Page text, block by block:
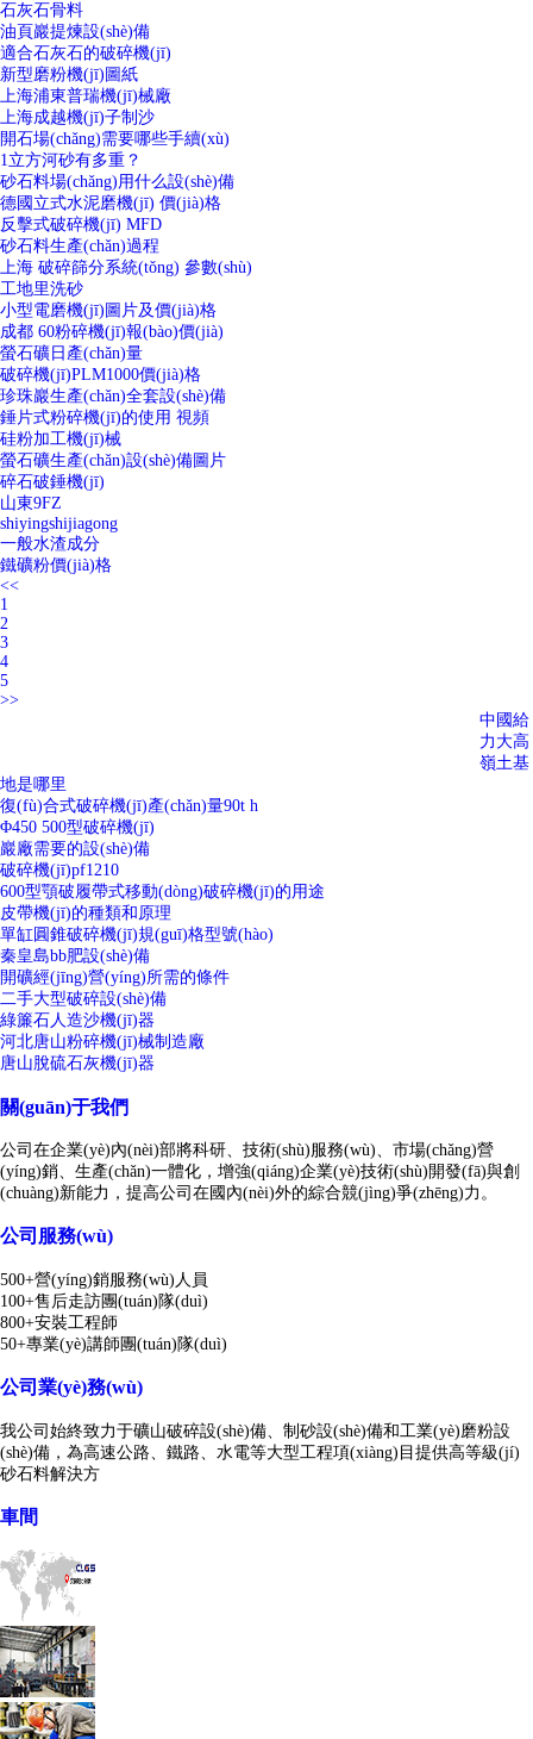
石灰石骨料
油頁巖提煉設(shè)備
適合石灰石的破碎機(jī)
新型磨粉機(jī)圖紙
上海浦東普瑞機(jī)械廠
上海成越機(jī)子制沙
開石場(chǎng)需要哪些手續(xù)
1立方河砂有多重？
砂石料場(chǎng)用什么設(shè)備
德國立式水泥磨機(jī) 價(jià)格
反擊式破碎機(jī) MFD
砂石料生產(chǎn)過程
上海 破碎篩分系統(tǒng) 參數(shù)
工地里洗砂
小型電磨機(jī)圖片及價(jià)格
成都 60粉碎機(jī)報(bào)價(jià)
螢石礦日產(chǎn)量
破碎機(jī)PLM1000價(jià)格
珍珠巖生產(chǎn)全套設(shè)備
錘片式粉碎機(jī)的使用 視頻
硅粉加工機(jī)械
螢石礦生產(chǎn)設(shè)備圖片
碎石破錘機(jī)
山東9FZ
shiyingshijiagong
一般水渣成分
鐵礦粉價(jià)格
<<
1
2
3
4
5
>>
中國給
力大高
嶺土基
地是哪里
復(fù)合式破碎機(jī)產(chǎn)量90t h
Φ450 500型破碎機(jī)
巖廠需要的設(shè)備
破碎機(jī)pf1210
600型顎破履帶式移動(dòng)破碎機(jī)的用途
皮帶機(jī)的種類和原理
單缸圓錐破碎機(jī)規(guī)格型號(hào)
秦皇島bb肥設(shè)備
開礦經(jīng)營(yíng)所需的條件
二手大型破碎設(shè)備
綠簾石人造沙機(jī)器
河北唐山粉碎機(jī)械制造廠
唐山脫硫石灰機(jī)器
關(guān)于我們
公司在企業(yè)內(nèi)部將科研、技術(shù)服務(wù)、市場(chǎng)營
(yíng)銷、生產(chǎn)一體化，增強(qiáng)企業(yè)技術(shù)開發(fā)與創
(chuàng)新能力，提高公司在國內(nèi)外的綜合競(jìng)爭(zhēng)力。
公司服務(wù)
500+營(yíng)銷服務(wù)人員
100+售后走訪團(tuán)隊(duì)
800+安裝工程師
50+專業(yè)講師團(tuán)隊(duì)
公司業(yè)務(wù)
我公司始終致力于礦山破碎設(shè)備、制砂設(shè)備和工業(yè)磨粉設
(shè)備，為高速公路、鐵路、水電等大型工程項(xiàng)目提供高等級(jí)
砂石料解決方
車間